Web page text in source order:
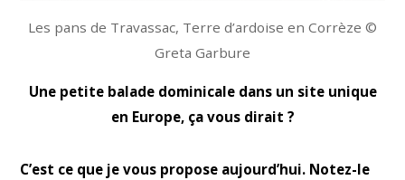
Les pans de Travassac, Terre d’ardoise en Corrèze ©
Greta Garbure
Une petite balade dominicale dans un site unique
en Europe, ça vous dirait ?
C’est ce que je vous propose aujourd’hui. Notez-le